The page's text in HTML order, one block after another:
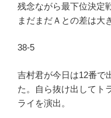
残念ながら最下位決定
まだまだＡとの差は大
38-5
吉村君が今日は12番で
た。自ら抜け出してト
ライを演出。